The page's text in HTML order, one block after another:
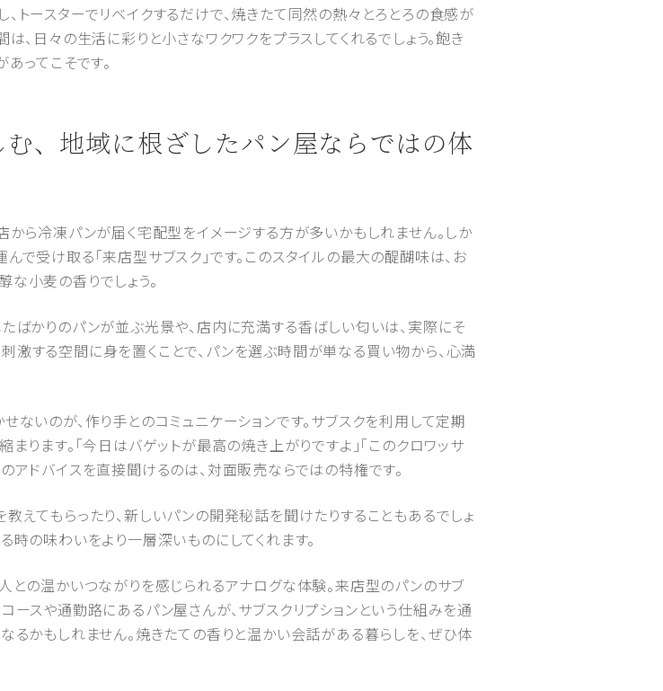
トースターでリベイクするだけで、焼きたて同然の熱々とろとろの食感が
、日々の生活に彩りと小さなワクワクをプラスしてくれるでしょう。飽き
ってこそです。
、地域に根ざしたパン屋ならではの体
から冷凍パンが届く宅配型をイメージする方が多いかもしれません。しか
で受け取る「来店型サブスク」です。このスタイルの最大の醍醐味は、お
小麦の香りでしょう。
ばかりのパンが並ぶ光景や、店内に充満する香ばしい匂いは、実際にそ
する空間に身を置くことで、パンを選ぶ時間が単なる買い物から、心満
いのが、作り手とのコミュニケーションです。サブスクを利用して定期
ります。「今日はバゲットが最高の焼き上がりですよ」「このクロワッサ
アドバイスを直接聞けるのは、対面販売ならではの特権です。
えてもらったり、新しいパンの開発秘話を聞けたりすることもあるでしょ
時の味わいをより一層深いものにしてくれます。
との温かいつながりを感じられるアナログな体験。来店型のパンのサブ
ースや通勤路にあるパン屋さんが、サブスクリプションという仕組みを通
るかもしれません。焼きたての香りと温かい会話がある暮らしを、ぜひ体